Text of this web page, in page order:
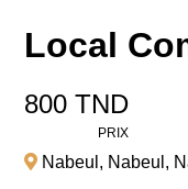
Local
800 TND
PRIX
Nabeul , Nabeul ,